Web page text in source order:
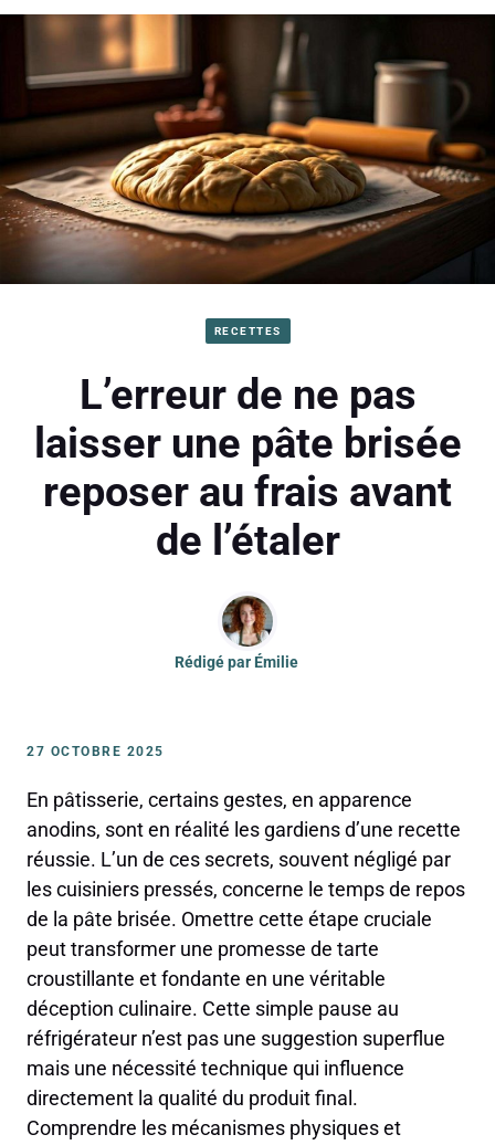
RECETTES
L’erreur de ne pas
laisser une pâte brisée
reposer au frais avant
de l’étaler
Rédigé par Émilie
27 OCTOBRE 2025
En pâtisserie, certains gestes, en apparence
anodins, sont en réalité les gardiens d’une recette
réussie. L’un de ces secrets, souvent négligé par
les cuisiniers pressés, concerne le temps de repos
de la pâte brisée. Omettre cette étape cruciale
peut transformer une promesse de tarte
croustillante et fondante en une véritable
déception culinaire. Cette simple pause au
réfrigérateur n’est pas une suggestion superflue
mais une nécessité technique qui influence
directement la qualité du produit final.
Comprendre les mécanismes physiques et